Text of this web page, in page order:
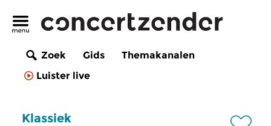
Zoek Gids
Themakanalen
Luister live
Klassiek